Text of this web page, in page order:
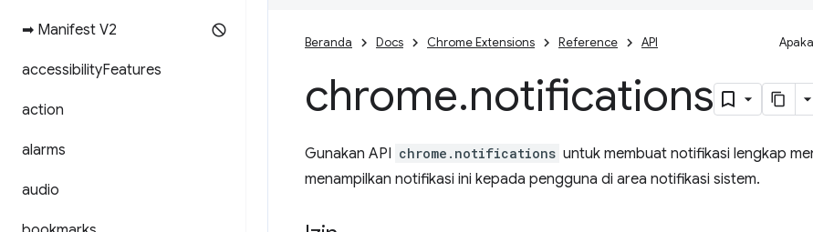
➡ Manifest V2
accessibilityFeatures
action
alarms
audio
Beranda Docs Chrome Extensions Reference API
chrome.notifications
Gunakan API chrome.notifications untuk membuat notifikasi lengkap
menampilkan notifikasi ini kepada pengguna di area notifikasi sistem.